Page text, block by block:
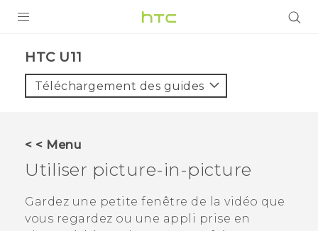
VIVE
ASSISTANCE
HTC U11‎
Téléchargement des guides
< < Menu
Utiliser picture-in-picture
Gardez une petite fenêtre de la vidéo que
vous regardez ou une appli prise en